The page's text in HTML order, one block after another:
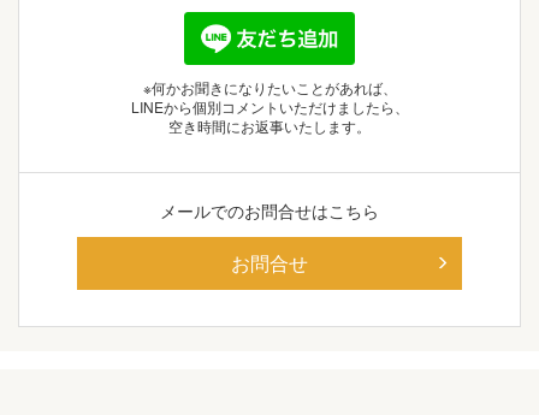
※何かお聞きになりたいことがあれば、
LINEから個別コメントいただけましたら、
空き時間にお返事いたします。
メールでのお問合せはこちら
お問合せ